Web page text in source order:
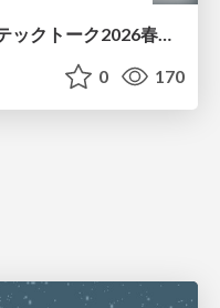
さくらインターネット研究所テックトーク2026春、研究開発Gr.25年度成果26年度方針
0 170